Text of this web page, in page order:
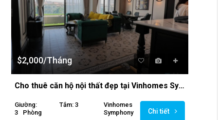
$2,000/Tháng
Cho thuê căn hộ nội thất đẹp tại Vinhomes Symphony
Giường:
3
Phòng
Tắm: 3
Vinhomes
Symphony
Chi tiết